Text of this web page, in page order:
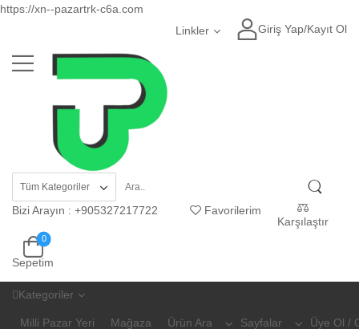
https://xn--pazartrk-c6a.com
Linkler
Giriş Yap/Kayıt Ol
Bizi Arayın : +905327217722
Favorilerim
Karşılaştır
Sepetim
0
Kategoriler
Milli Pazar Yeri Mağaza Ürün Ara Sayfalar Üye Ol /